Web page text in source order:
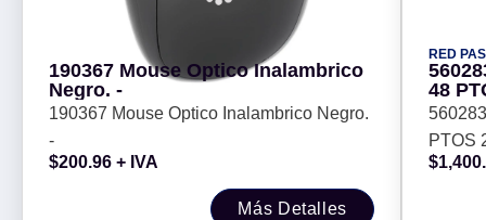
190367 Mouse Optico Inalambrico
Negro. -
190367 Mouse Optico Inalambrico Negro.
-
$200.96 + IVA
Más Detalles
RED
48
PTOS
$